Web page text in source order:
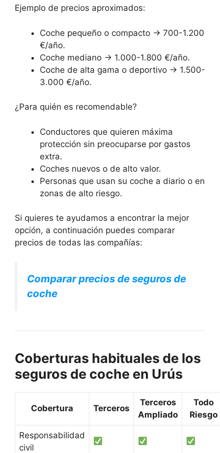
Ejemplo de precios aproximados:
Coche pequeño o compacto → 700-1.200
€/año.
Coche mediano → 1.000-1.800 €/año.
Coche de alta gama o deportivo → 1.500-
3.000 €/año.
¿Para quién es recomendable?
Conductores que quieren máxima
protección sin preocuparse por gastos
extra.
Coches nuevos o de alto valor.
Personas que usan su coche a diario o en
zonas de alto riesgo.
Si quieres te ayudamos a encontrar la mejor
opción, a continuación puedes comparar
precios de todas las compañías:
Comparar precios de seguros de
coche
Coberturas habituales de los
seguros de coche en Urús
Cobertura Terceros
Terceros
Ampliado
Todo
Riesgo
Responsabilidad
civil